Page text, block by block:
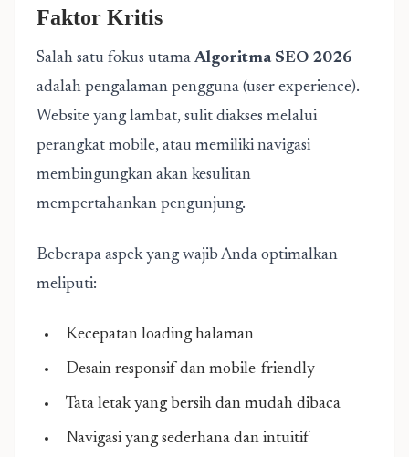
Faktor Kritis
Salah satu fokus utamaAlgoritma SEO 2026
adalah pengalaman pengguna (user experience).
Website yang lambat, sulit diakses melalui
perangkat mobile, atau memiliki navigasi
membingungkan akan kesulitan
mempertahankan pengunjung.
Beberapa aspek yang wajib Anda optimalkan
meliputi:
Kecepatan loading halaman
Desain responsif dan mobile-friendly
Tata letak yang bersih dan mudah dibaca
Navigasi yang sederhana dan intuitif